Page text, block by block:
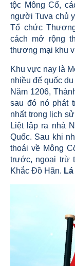
tộc Mông Cổ,
người Tuva chủ
Tổ chức
cách mở rộng
thương mại khu
Khu vực nay là
nhiều đế quốc
Năm 1206,
sau đó nó phát
nhất trong lịch
Liệt lập ra nhà
Quốc. Sau khi
thoái về Mông
trước, ngoại trừ
Khắc Đồ Hãn.